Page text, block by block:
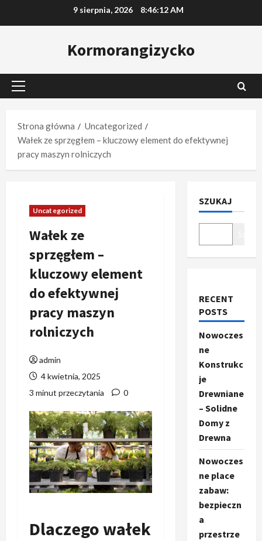
9 sierpnia, 2026 8:46:13 AM
Kormorangizycko
Menu
Strona główna
Uncategorized
Wałek ze sprzęgłem – kluczowy element do efektywnej
pracy maszyn rolniczych
Uncategorized
Wałek ze
sprzęgłem –
kluczowy element
do efektywnej
pracy maszyn
rolniczych
admin
4 kwietnia, 2025
3 minut przeczytania
0
Dlaczego wałek
SZUKAJ
RECENT
POSTS
Nowoczes
ne
Konstrukc
je
Drewniane
– Solidne
Domy z
Drewna
Nowoczes
ne place
zabaw:
bezpieczn
a
przestrze